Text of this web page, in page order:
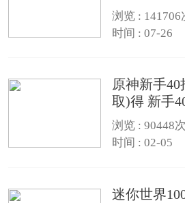
汇总
浏览 : 141706
时间 : 07-26
原神新手
取)得 新手
浏览 : 90448次
时间 : 02-05
迷你世界